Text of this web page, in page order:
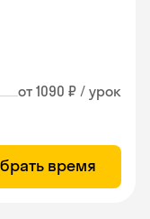
от 1090 ₽ / урок
время